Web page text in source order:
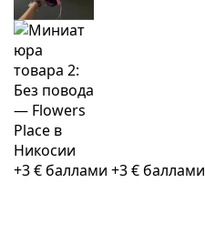
+3 € баллами +3 € баллами